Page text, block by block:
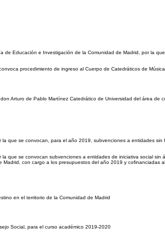
Educación e Investigación de la Comunidad de Madrid, por la
procedimiento de ingreso al Cuerpo de Catedráticos de
Arturo de Pablo Martínez Catedrático de Universidad del área de
que se convocan, para el año 2019, subvenciones a entidades
que se convocan subvenciones a entidades de iniciativa social
con cargo a los presupuestos del año 2019 y cofinanciadas
en el territorio de la Comunidad de Madrid
Social, para el curso académico 2019-2020